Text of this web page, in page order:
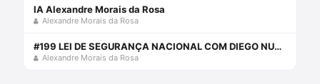
IA Alexandre Morais da Rosa
Alexandre Morais da Rosa
#199 LEI DE SEGURANÇA NACIONAL COM DIEGO NUNES
Alexandre Morais da Rosa